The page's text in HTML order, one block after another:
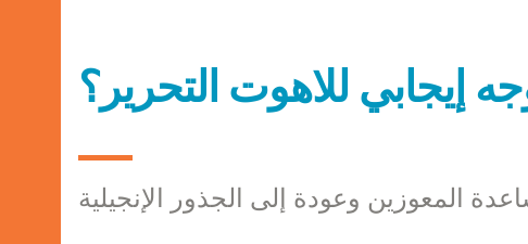
إيجابي للاهوت التحرير؟
المعوزين وعودة إلى الجذور الإنجيلية